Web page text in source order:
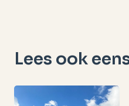
Lees ook